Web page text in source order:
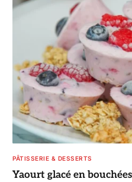
PÂTISSERIE & DESSERTS
Yaourt glacé en